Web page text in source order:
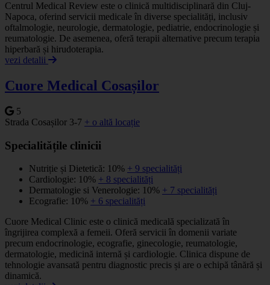
Centrul Medical Review este o clinică multidisciplinară din Cluj-
Napoca, oferind servicii medicale în diverse specialități, inclusiv
oftalmologie, neurologie, dermatologie, pediatrie, endocrinologie și
reumatologie. De asemenea, oferă terapii alternative precum terapia
hiperbară și hirudoterapia.
vezi detalii
Cuore Medical Cosașilor
5
Strada Cosașilor 3-7 + o altă locație
Specialitățile clinicii
Nutriție și Dietetică: 10% + 9 specialități
Cardiologie: 10% + 8 specialități
Dermatologie si Venerologie: 10% + 7 specialități
Ecografie: 10% + 6 specialități
Cuore Medical Clinic este o clinică medicală specializată în
îngrijirea complexă a femeii. Oferă servicii în domenii variate
precum endocrinologie, ecografie, ginecologie, reumatologie,
dermatologie, medicină internă și cardiologie. Clinica dispune de
tehnologie avansată pentru diagnostic precis și are o echipă tânără și
dinamică.